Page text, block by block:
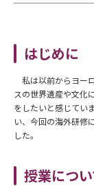
はじめに
私は以前からヨー
スの世界遺産や文化
をしたいと感じてい
い、今回の海外研修
した。
授業につ